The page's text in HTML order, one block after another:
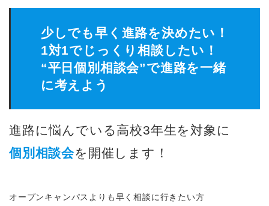
少しでも早く進路を決めたい！
1対1でじっくり相談したい！
“平日個別相談会”で進路を一緒
に考えよう
進路に悩んでいる高校3年生を対象に
個別相談会を開催します！
オープンキャンパスよりも早く相談に行きたい方